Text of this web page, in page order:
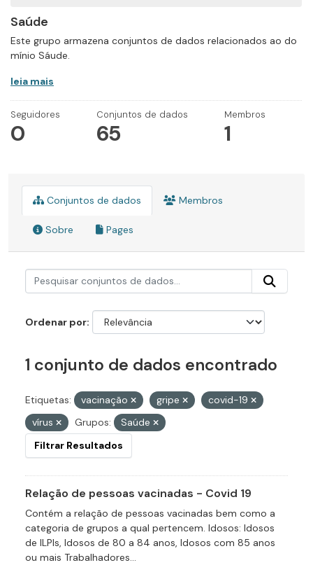
Saúde
Este grupo armazena conjuntos de dados relacionados ao do
mínio Sáude.
leia mais
Seguidores
0
Conjuntos de dados
65
Membros
1
Conjuntos de dados Membros
Sobre Pages
Ordenar por
1 conjunto de dados encontrado
Etiquetas: vacinação gripe
covid-19
vírus
Grupos:
Saúde
Filtrar Resultados
Relação de pessoas vacinadas - Covid 19
Contém a relação de pessoas vacinadas bem como a
categoria de grupos a qual pertencem. Idosos: Idosos
de ILPIs, Idosos de 80 a 84 anos, Idosos com 85 anos
ou mais Trabalhadores...